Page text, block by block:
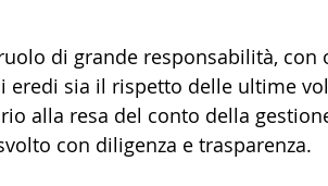
di grande responsabilità, con
eredi sia il rispetto delle ultime
alla resa del conto della
con diligenza e trasparenza.